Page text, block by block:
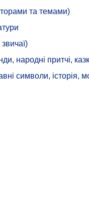
та темами)
народні притчі,
символи, історія,